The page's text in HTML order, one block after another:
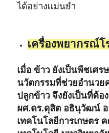
ได้อย่างแม่นยำ
เครื่องพยากรณ์โ
เมื่อ ข้าว ยังเป็นพืชเศร
นวัตกรรมที่ช่วยอำนวย
ปลูกข้าว จึงยังเป็นที่ต้อ
ผศ.ดร.ดุสิต อธินุวัฒน์ อ
เทคโนโลยีการเกษตร